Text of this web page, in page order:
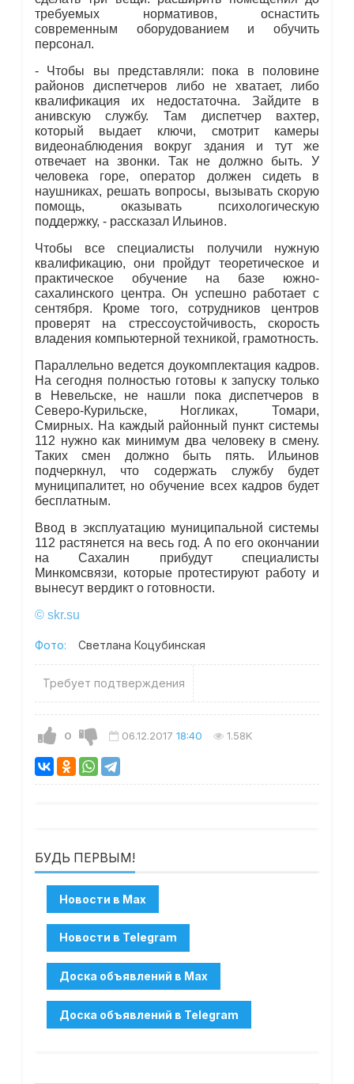
требуемых нормативов, оснастить
современным оборудованием и обучить
персонал.
- Чтобы вы представляли: пока в половине
районов диспетчеров либо не хватает, либо
квалификация их недостаточна. Зайдите в
анивскую службу. Там диспетчер вахтер,
который выдает ключи, смотрит камеры
видеонаблюдения вокруг здания и тут же
отвечает на звонки. Так не должно быть. У
человека горе, оператор должен сидеть в
наушниках, решать вопросы, вызывать скорую
помощь, оказывать психологическую
поддержку, - рассказал Ильинов.
Чтобы все специалисты получили нужную
квалификацию, они пройдут теоретическое и
практическое обучение на базе южно-
сахалинского центра. Он успешно работает с
сентября. Кроме того, сотрудников центров
проверят на стрессоустойчивость, скорость
владения компьютерной техникой, грамотность.
Параллельно ведется доукомплектация кадров.
На сегодня полностью готовы к запуску только
в Невельске, не нашли пока диспетчеров в
Северо-Курильске, Ногликах, Томари,
Смирных. На каждый районный пункт системы
112 нужно как минимум два человеку в смену.
Таких смен должно быть пять. Ильинов
подчеркнул, что содержать службу будет
муниципалитет, но обучение всех кадров будет
бесплатным.
Ввод в эксплуатацию муниципальной системы
112 растянется на весь год. А по его окончании
на Сахалин прибудут специалисты
Минкомсвязи, которые протестируют работу и
вынесут вердикт о готовности.
© skr.su
Фото: Светлана Коцубинская
Требует подтверждения
0 06.12.2017 18:40 1.58K
БУДЬ ПЕРВЫМ!